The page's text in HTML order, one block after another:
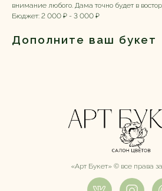
внимание любого. Дама точно будет в
Бюджет: 2 000 ₽ - 3 000 ₽
Дополните ваш букет
«Арт Букет» ©️ все права